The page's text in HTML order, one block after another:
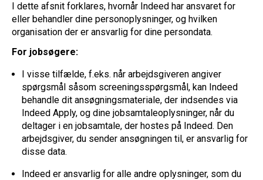
I dette afsnit forklares, hvornår Indeed har ansvaret for
eller behandler dine personoplysninger, og hvilken
organisation der er ansvarlig for dine persondata.
For jobsøgere:
I visse tilfælde, f.eks. når arbejdsgiveren angiver
spørgsmål såsom screeningsspørgsmål, kan Indeed
behandle dit ansøgningsmateriale, der indsendes via
Indeed Apply, og dine jobsamtaleoplysninger, når du
deltager i en jobsamtale, der hostes på Indeed. Den
arbejdsgiver, du sender ansøgningen til, er ansvarlig for
disse data.
Indeed er ansvarlig for alle andre oplysninger, som du